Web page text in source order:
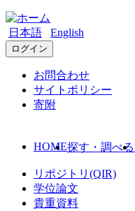
日本語 English
ログイン
お問合わせ
サイトポリシー
寄附
HOME探す・調べる
リポジトリ(QIR)
学位論文
貴重資料